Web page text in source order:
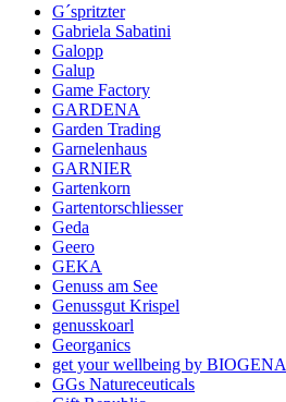
G´spritzter
Gabriela Sabatini
Galopp
Galup
Game Factory
GARDENA
Garden Trading
Garnelenhaus
GARNIER
Gartenkorn
Gartentorschliesser
Geda
Geero
GEKA
Genuss am See
Genussgut Krispel
genusskoarl
Georganics
get your wellbeing by BIOGENA
GGs Natureceuticals